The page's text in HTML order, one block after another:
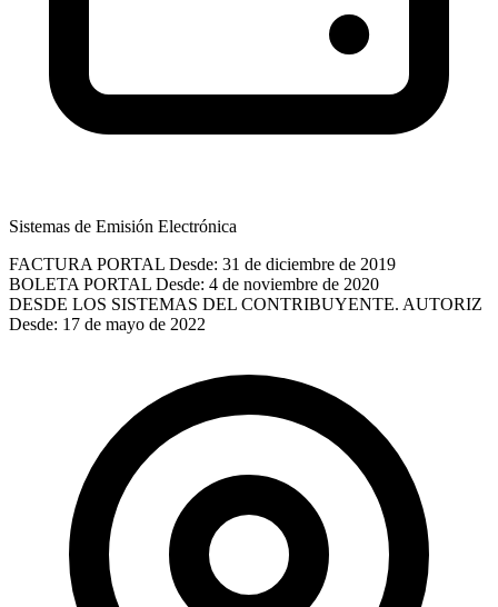
Sistemas de Emisión Electrónica
FACTURA PORTAL Desde: 31 de diciembre de 2019
BOLETA PORTAL Desde: 4 de noviembre de 2020
DESDE LOS SISTEMAS DEL CONTRIBUYENTE. AUTORIZ
Desde: 17 de mayo de 2022